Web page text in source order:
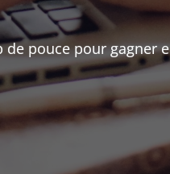
pouce pour gagner